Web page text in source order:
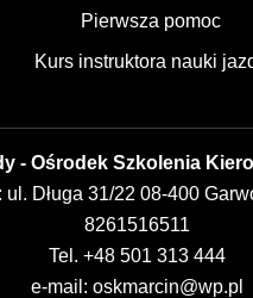
Pierwsza pomoc
Kurs instruktora nauki
- Ośrodek Szkolenia
ul. Długa 31/22 08-400
8261516511
Tel. +48 501 313 444
e-mail: oskmarcin@wp.pl